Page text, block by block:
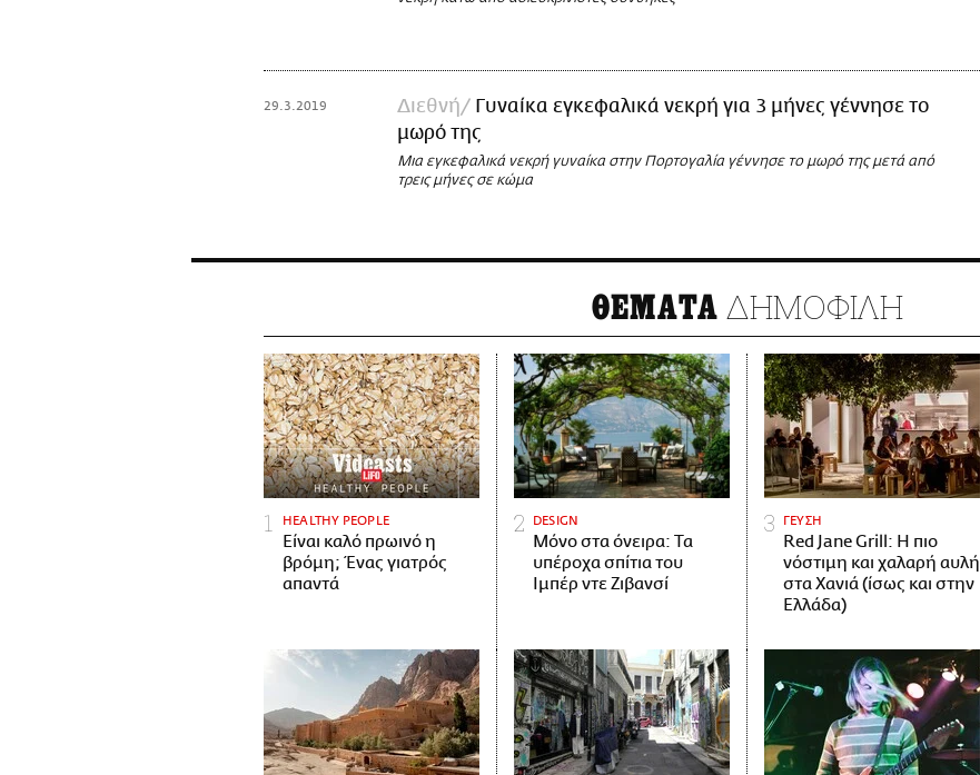
29.3.2019 Διεθνή
Γυναίκα εγκεφαλικά νεκρή για 3 μήνες γέννησε το
μωρό της
Μια εγκεφαλικά νεκρή γυναίκα στην Πορτογαλία γέννησε το μωρό της μετά από
τρεις μήνες σε κώμα
ΘΕΜΑΤΑ ΔΗΜΟΦΙΛΗ
HEALTHY PEOPLE
Είναι καλό πρωινό η
βρόμη; Ένας γιατρός
απαντά
DESIGN
Μόνο στα όνειρα: Τα
υπέροχα σπίτια του
Ιμπέρ ντε Ζιβανσί
ΓΕΥΣΗ
Red Jane Grill: Η πιο
νόστιμη και χαλαρή αυλή
στα Χανιά (ίσως και στην
Ελλάδα)